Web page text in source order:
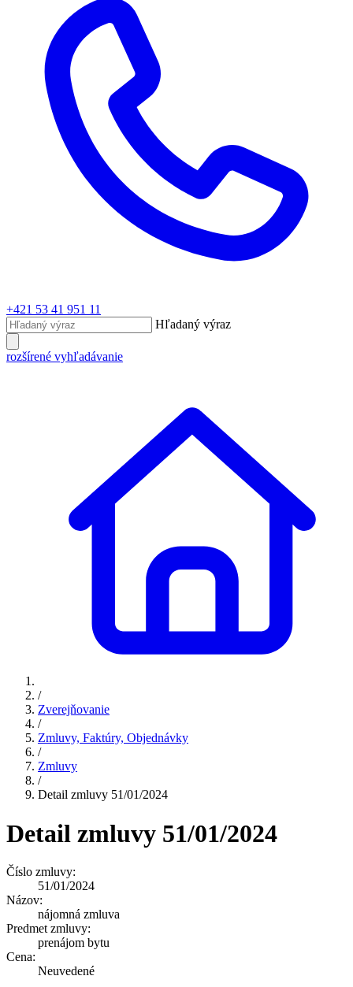
+421 53 41 951 11
Hľadaný výraz
rozšírené vyhľadávanie
/
Zverejňovanie
/
Zmluvy, Faktúry, Objednávky
/
Zmluvy
/
Detail zmluvy 51/01/2024
Detail zmluvy 51/01/2024
Číslo zmluvy:
51/01/2024
Názov:
nájomná zmluva
Predmet zmluvy:
prenájom bytu
Cena:
Neuvedené